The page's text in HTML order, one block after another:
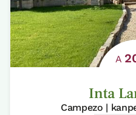
A
Inta
Campezo |